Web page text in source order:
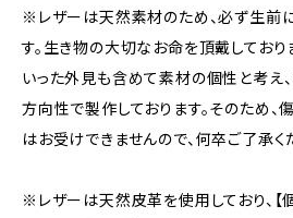
※レザーは天然素材のため、必ず生前
す。生き物の大切なお命を頂戴しており
いった外見も含めて素材の個性と考え
方向性で製作しております。そのため
はお受けできませんので、何卒ご了承く
※レザーは天然皮革を使用しており、